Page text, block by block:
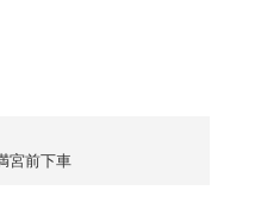
宮前下車